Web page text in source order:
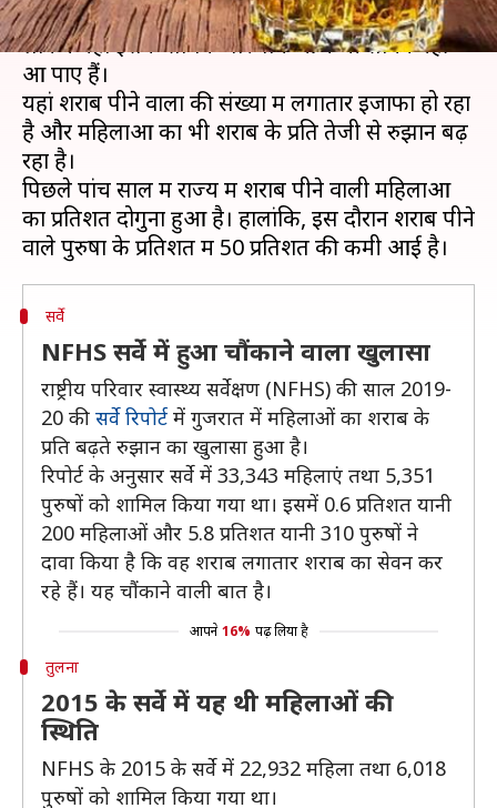
देश के गुजरात राज्य में भले ही 1961 से शराबंदी लागू हो,
लेकिन यहां इसके सार्थक परिणाम आज भी सामने नहीं
आ पाए हैं।
यहां शराब पीने वालों की संख्या में लगातार इजाफा हो रहा
है और महिलाओं का भी शराब के प्रति तेजी से रुझान बढ़
रहा है।
पिछले पांच साल में राज्य में शराब पीने वाली महिलाओं
का प्रतिशत दोगुना हुआ है। हालांकि, इस दौरान शराब पीने
सर्वे
NFHS सर्वे में हुआ चौंकाने वाला खुलासा
राष्ट्रीय परिवार स्वास्थ्य सर्वेक्षण (NFHS) की साल 2019-
20 की सर्वे रिपोर्ट में गुजरात में महिलाओं का शराब के
प्रति बढ़ते रुझान का खुलासा हुआ है।
रिपोर्ट के अनुसार सर्वे में 33,343 महिलाएं तथा 5,351
पुरुषों को शामिल किया गया था। इसमें 0.6 प्रतिशत यानी
200 महिलाओं और 5.8 प्रतिशत यानी 310 पुरुषों ने
दावा किया है कि वह शराब लगातार शराब का सेवन कर
रहे हैं। यह चौंकाने वाली बात है।
आपने 16% पढ़ लिया है
तुलना
2015 के सर्वे में यह थी महिलाओं की
स्थिति
NFHS के 2015 के सर्वे में 22,932 महिला तथा 6,018
पुरुषों को शामिल किया गया था।